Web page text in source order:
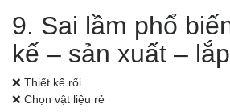
9. Sai lầm phổ
kế – sản xuất –
❌ Thiết kế rối
❌ Chọn vật liệu rẻ